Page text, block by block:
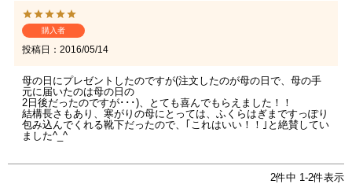
購入者
投稿日 2016/05/14
母の日にプレゼントしたのですが(注文したのが母の日で、母の手
元に届いたのは母の日の
2日後だったのですが･･･)、とても喜んでもらえました！！
結構長さもあり、寒がりの母にとっては、ふくらはぎまですっぽり
包み込んでくれる靴下だったので、｢これはいい！！｣と絶賛してい
ました^_^
2件中 1-2件表示